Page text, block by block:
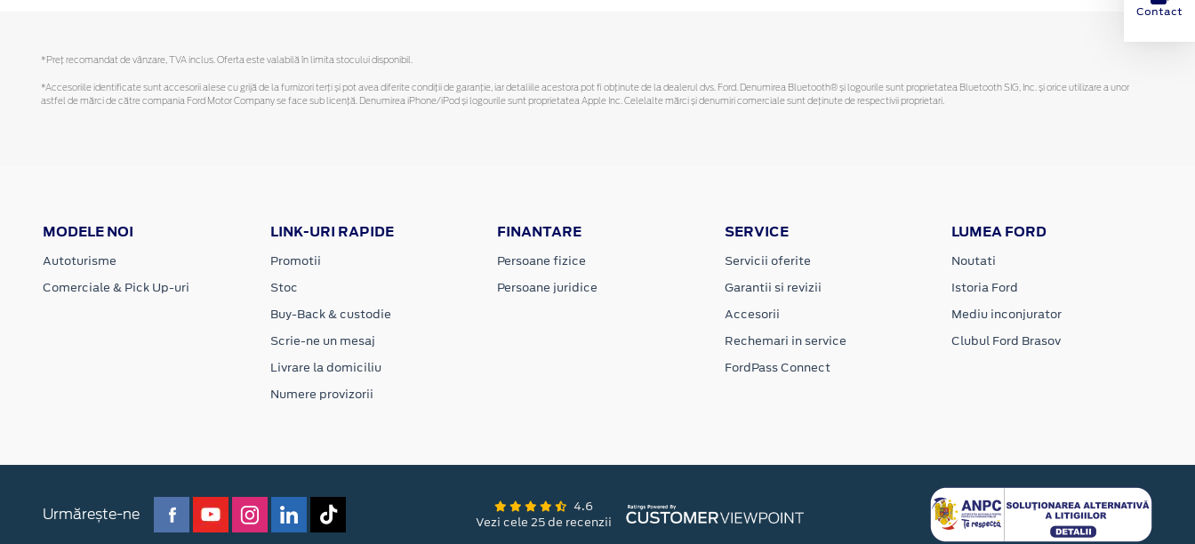
*Preţ recomandat de vânzare, TVA inclus. Oferta este valabilă în limita stocului disponibil.
*Accesoriile identificate sunt accesorii alese cu grijă de la furnizori terți și pot avea diferite condiții de garanție, iar detaliile acestora pot fi obținute de la dealerul dvs. Ford. Denumirea Bluetooth® și logourile sunt proprietatea Bluetooth SIG, Inc. și orice utilizare a unor
astfel de mărci de către compania Ford Motor Company se face sub licență. Denumirea iPhone/iPod și logourile sunt proprietatea Apple Inc. Celelalte mărci și denumiri comerciale sunt deținute de respectivii proprietari.
MODELE NOI
Autoturisme
Comerciale & Pick Up-uri
LINK-URI RAPIDE
Promotii
Stoc
Buy-Back & custodie
Scrie-ne un mesaj
Livrare la domiciliu
Numere provizorii
FINANTARE
Persoane fizice
Persoane juridice
SERVICE
Servicii oferite
Garantii si revizii
Accesorii
Rechemari in service
FordPass Connect
LUMEA FORD
Noutati
Istoria Ford
Mediu inconjurator
Clubul Ford Brasov
Urmărește-ne
4.6
Vezi cele 25 de recenzii
Contact